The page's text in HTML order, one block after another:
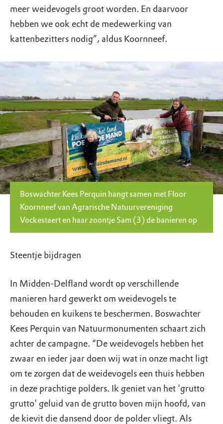
meer weidevogels groot worden. En daarvoor
hebben we ook echt de medewerking van
kattenbezitters nodig”, aldus Koornneef.
Boswachter Kees Perquin hangt samen met Floor
Koornneef van Agrarische Natuurvereniging
Vockestaert en haar zoontje Sam (3) de banieren op
Steentje bijdragen
In Midden-Delfland wordt op verschillende
manieren hard gewerkt om weidevogels te
behouden en kuikens te beschermen. Boswachter
Kees Perquin van Natuurmonumenten schaart zich
achter de campagne. “De weidevogels hebben het
zwaar en ieder jaar doen wij wat in onze macht ligt
om te zorgen dat de weidevogels een thuis hebben
in deze prachtige polders. Ik geniet van het 'grutto
grutto' geluid van de grutto boven mijn hoofd, van
de kievit die dansend door de polder vliegt. Als